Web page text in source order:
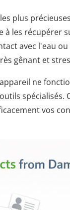
plus
les récupérer
avec l'eau
gênant et
ne
vos